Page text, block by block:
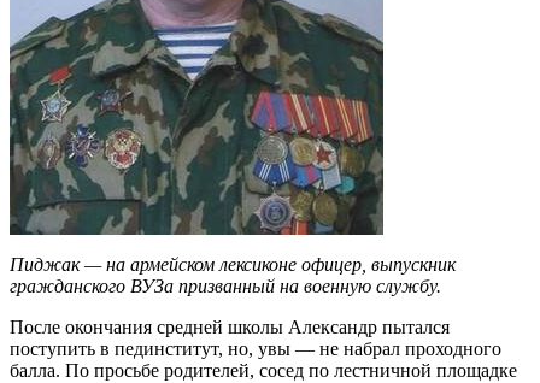
Пиджак — на армейском лексиконе офицер, выпускник
гражданского ВУЗа призванный на военную службу.
После окончания средней школы Александр пытался
поступить в пединститут, но, увы — не набрал проходного
балла. По просьбе родителей, сосед по лестничной площадке